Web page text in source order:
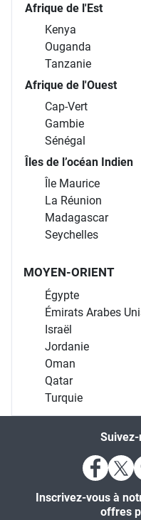
Afrique de l'Est
Kenya
Ouganda
Tanzanie
Afrique de l'Ouest
Cap-Vert
Gambie
Sénégal
Îles de l’océan Indien
Île Maurice
La Réunion
Madagascar
Seychelles
MOYEN-ORIENT
Égypte
Émirats Arabes
Israël
Jordanie
Oman
Qatar
Turquie
Inscrivez-vous à
offres